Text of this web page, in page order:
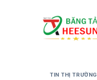
TIN THỊ TRƯỜNG